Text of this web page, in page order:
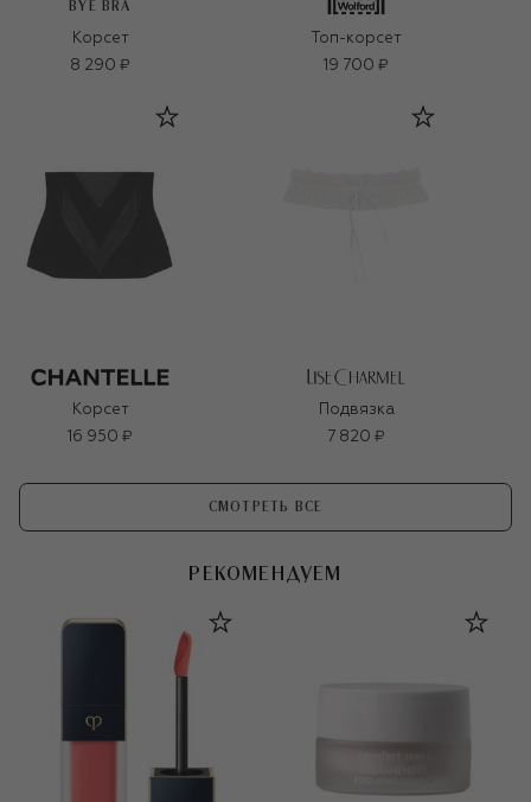
BYE BRA
Корсет
8 290 ₽
Топ-корсет
19 700 ₽
Корсет
16 950 ₽
Подвязка
7 820 ₽
СМОТРЕТЬ ВСЕ
РЕКОМЕНДУЕМ